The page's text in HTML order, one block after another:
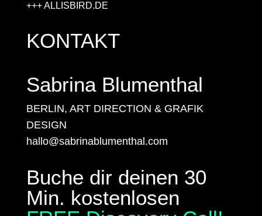
+++ ALLISBIRD.DE
KONTAKT
Sabrina Blumenthal
BERLIN, ART DIRECTION & GRAFIK
DESIGN
hallo@sabrinablumenthal.com
Buche dir deinen 30
Min. kostenlosen